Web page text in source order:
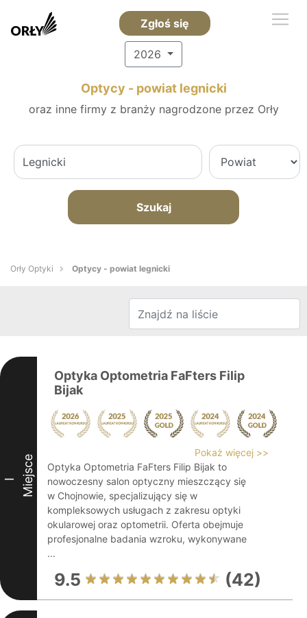
Zgłoś się
2026
Optycy - powiat legnicki
oraz inne firmy z branży nagrodzone przez Orły
Szukaj
Orły Optyki Optycy - powiat legnicki
I Miejsce
Optyka Optometria FaFters Filip
Bijak
Pokaż więcej >>
Optyka Optometria FaFters Filip Bijak to
nowoczesny salon optyczny mieszczący się
w Chojnowie, specjalizujący się w
kompleksowych usługach z zakresu optyki
okularowej oraz optometrii. Oferta obejmuje
profesjonalne badania wzroku, wykonywane
...
9.5 (42)